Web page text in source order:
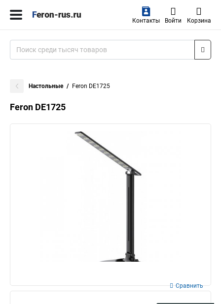
Контакты Войти Корзина
Настольные Feron DE1725
Feron DE1725
Сравнить